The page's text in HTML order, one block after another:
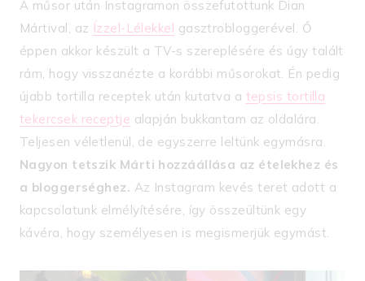
A műsor után Instagramon összefutottunk Dian
Mártival, az Ízzel-Lélekkel gasztrobloggerével. Ő
éppen akkor készült a TV-s szereplésére és úgy talált
rám, hogy visszanézte a korábbi műsorokat. Én pedig
újabb tortilla receptek után kutatva a tepsis tortilla
tekercsek receptje alapján bukkantam az oldalára.
Teljesen véletlenül, de egyszerre leltünk egymásra.
Nagyon tetszik Márti hozzáállása az ételekhez és
a bloggerséghez. Az Instagram kevés teret adott a
kapcsolatunk elmélyítésére, így összeültünk egy
kávéra, hogy személyesen is megismerjük egymást.